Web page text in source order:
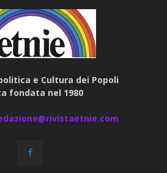
e Cultura dei Popoli
fondata nel 1980